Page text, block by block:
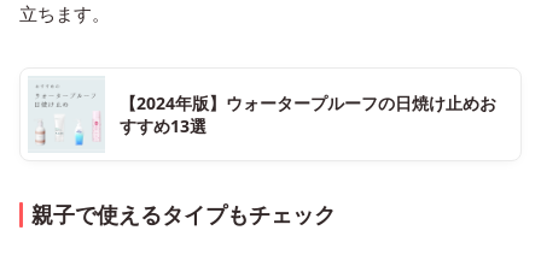
立ちます。
【2024年版】ウォータープルーフの日焼け止めお
すすめ13選
親子で使えるタイプもチェック